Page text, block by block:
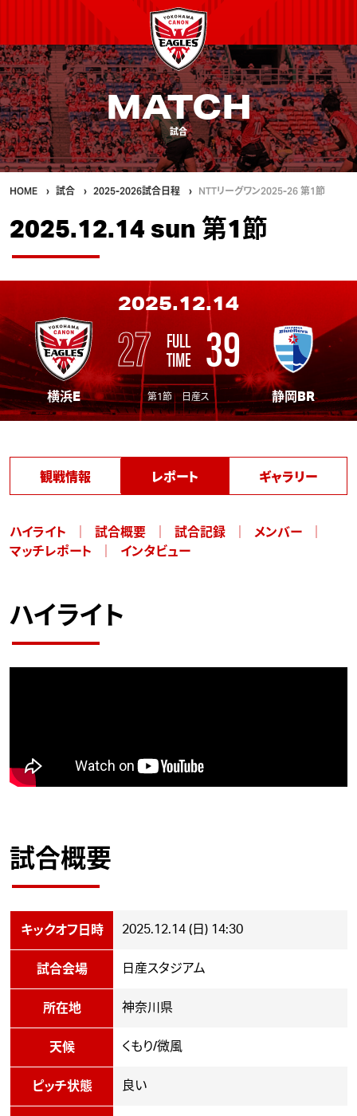
MATCH
試合
HOME 試合 2025-2026試合日程 NTTリーグワン2025-26 第1節
2025.12.14 sun 第1節
2025.12.14
27 FULL
TIME 39
横浜E 第1節 日産ス 静岡BR
観戦情報 レポート ギャラリー
ハイライト 試合概要 試合記録
メンバー
マッチレポート
インタビュー
ハイライト
試合概要
キックオフ日時 2025.12.14 (日) 14:30
試合会場 日産スタジアム
所在地 神奈川県
天候 くもり/微風
ピッチ状態 良い